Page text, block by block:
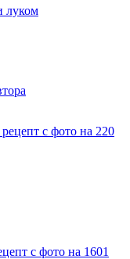
луком
с фото на 220
с фото на 1601